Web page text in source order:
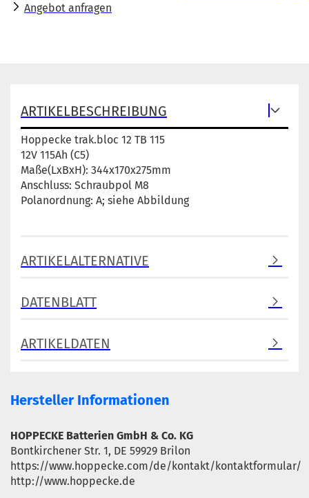
Angebot anfragen
ARTIKELBESCHREIBUNG
Hoppecke trak.bloc 12 TB 115
12V 115Ah (C5)
Maße(LxBxH): 344x170x275mm
Anschluss: Schraubpol M8
Polanordnung: A; siehe Abbildung
ARTIKELALTERNATIVE
DATENBLATT
ARTIKELDATEN
Hersteller Informationen
HOPPECKE Batterien GmbH & Co. KG
Bontkirchener Str. 1, DE 59929 Brilon
https://www.hoppecke.com/de/kontakt/kontaktformular/
http://www.hoppecke.de